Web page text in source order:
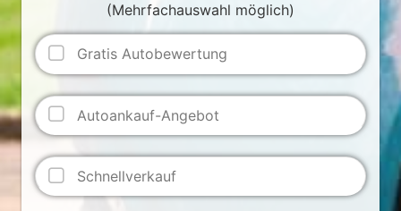
(Mehrfachauswahl möglich)
Gratis Autobewertung
Autoankauf-Angebot
Schnellverkauf